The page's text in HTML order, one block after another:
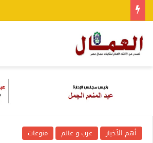
أهم الأخبار عرب و عالم منوعات